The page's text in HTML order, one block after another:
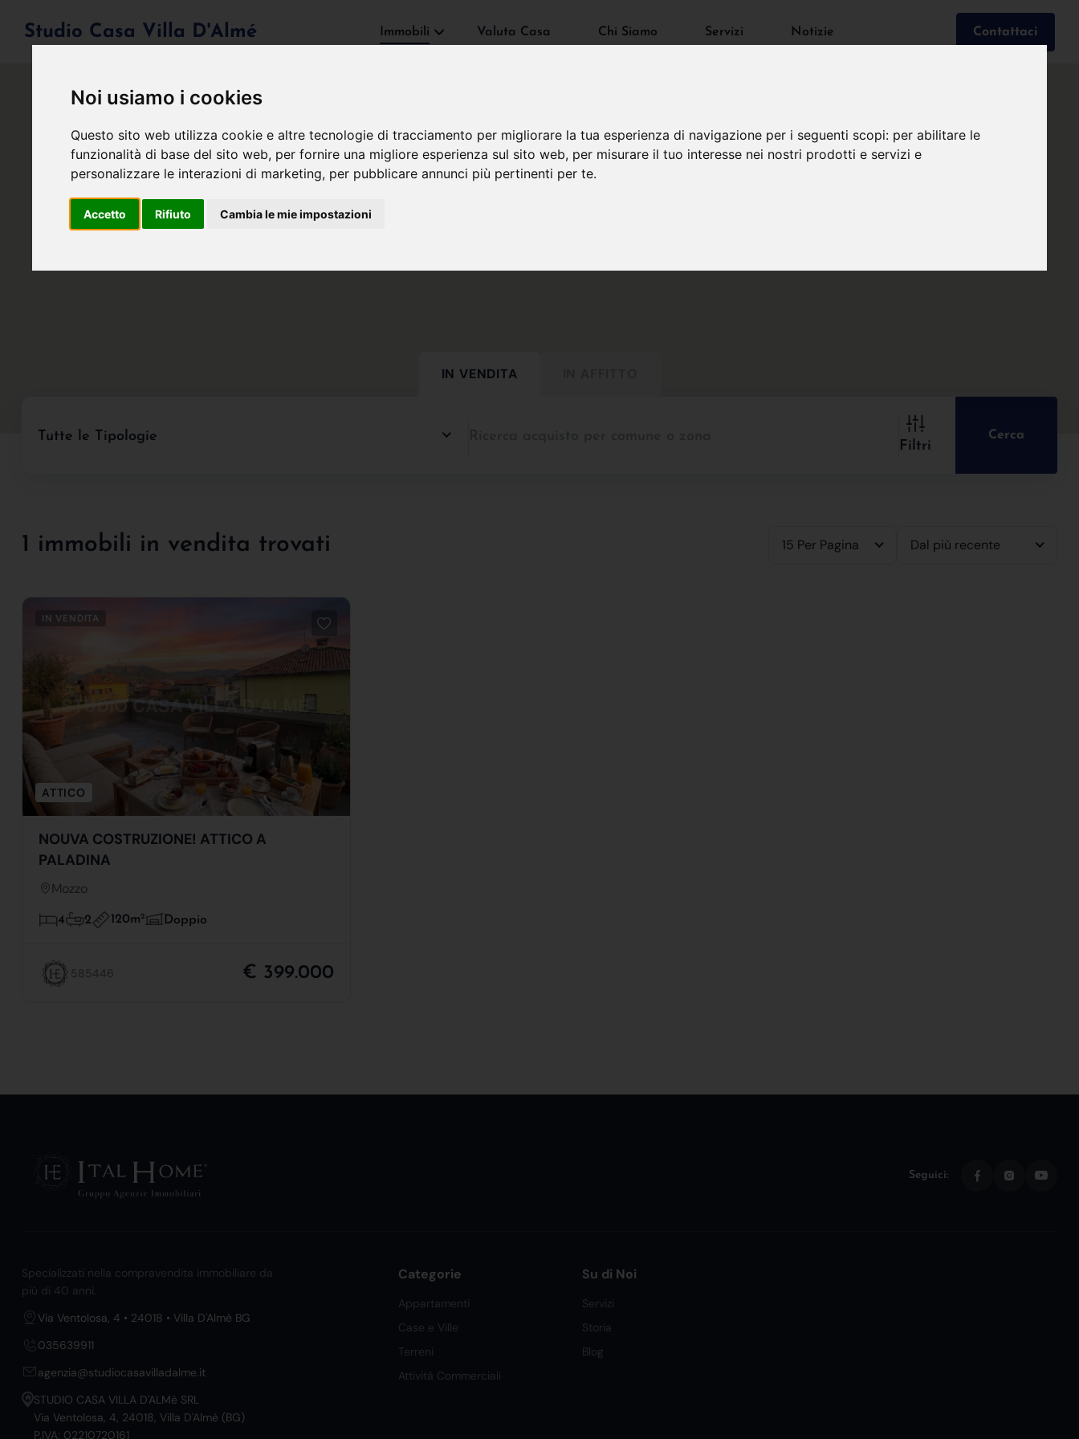
Noi usiamo i cookies
Questo sito web utilizza cookie e altre tecnologie di tracciamento per migliorare la tua esperienza di navigazione per i seguenti scopi: per abilitare le
funzionalità di base del sito web, per fornire una migliore esperienza sul sito web, per misurare il tuo interesse nei nostri prodotti e servizi e
personalizzare le interazioni di marketing, per pubblicare annunci più pertinenti per te.
Accetto Rifiuto Cambia le mie impostazioni
Studio Casa Villa D'Almé Immobili Valuta Casa Chi Siamo Servizi Notizie Contattaci
IN VENDITA
Tutte le Tipologie
Filtri
Cerca
1 immobili in vendita trovati 15 Per Pagina Dal più recente
IN VENDITA
ATTICO
NOUVA COSTRUZIONE! ATTICO A
PALADINA
Mozzo
4 2 120m2 Doppio
585446 € 399.000
Seguici:
Specializzati nella compravendita immobiliare da
più di 40 anni.
Via Ventolosa, 4 • 24018 • Villa D'Almè BG
035639911
agenzia@studiocasavilladalme.it
STUDIO CASA VILLA D'ALMè SRL
Via Ventolosa, 4, 24018, Villa D'Almè (BG)
P.IVA: 02210720161
Categorie
Appartamenti
Case e Ville
Terreni
Attività Commerciali
Su di Noi
Servizi
Storia
Blog